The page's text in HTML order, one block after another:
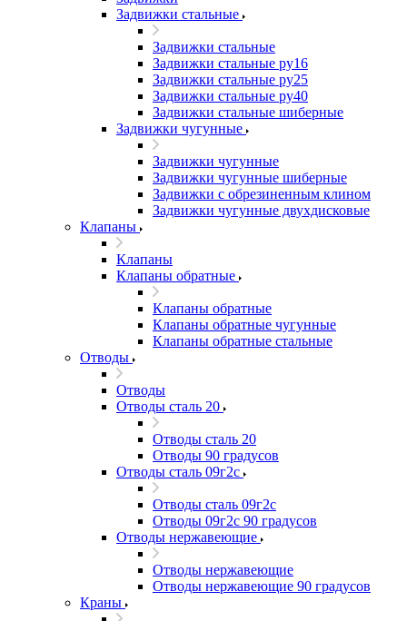
Задвижки стальные
Задвижки стальные
Задвижки стальные ру16
Задвижки стальные ру25
Задвижки стальные ру40
Задвижки стальные шиберные
Задвижки чугунные
Задвижки чугунные
Задвижки чугунные шиберные
Задвижки с обрезиненным клином
Задвижки чугунные двухдисковые
Клапаны
Клапаны
Клапаны обратные
Клапаны обратные
Клапаны обратные чугунные
Клапаны обратные стальные
Отводы
Отводы
Отводы сталь 20
Отводы сталь 20
Отводы 90 градусов
Отводы сталь 09г2с
Отводы сталь 09г2с
Отводы 09г2с 90 градусов
Отводы нержавеющие
Отводы нержавеющие
Отводы нержавеющие 90 градусов
Краны